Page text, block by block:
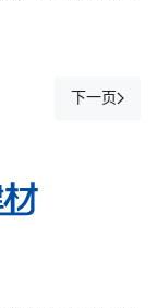
下一页